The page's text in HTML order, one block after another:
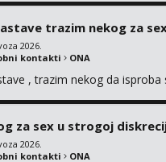
trazim nekog za
2026.
kontakti ONA
, trazim nekog da
za sex u strogoj
2026.
kontakti ONA